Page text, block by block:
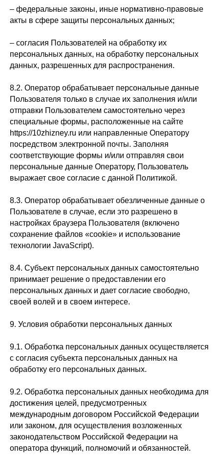
– федеральные законы, иные нормативно-правовые
акты в сфере защиты персональных данных;
– согласия Пользователей на обработку их
персональных данных, на обработку персональных
данных, разрешенных для распространения.
8.2. Оператор обрабатывает персональные данные
Пользователя только в случае их заполнения и/или
отправки Пользователем самостоятельно через
специальные формы, расположенные на сайте
https://10zhizney.ru или направленные Оператору
посредством электронной почты. Заполняя
соответствующие формы и/или отправляя свои
персональные данные Оператору, Пользователь
выражает свое согласие с данной Политикой.
8.3. Оператор обрабатывает обезличенные данные о
Пользователе в случае, если это разрешено в
настройках браузера Пользователя (включено
сохранение файлов «cookie» и использование
технологии JavaScript).
8.4. Субъект персональных данных самостоятельно
принимает решение о предоставлении его
персональных данных и дает согласие свободно,
своей волей и в своем интересе.
9. Условия обработки персональных данных
9.1. Обработка персональных данных осуществляется
с согласия субъекта персональных данных на
обработку его персональных данных.
9.2. Обработка персональных данных необходима для
достижения целей, предусмотренных
международным договором Российской Федерации
или законом, для осуществления возложенных
законодательством Российской Федерации на
оператора функций, полномочий и обязанностей.